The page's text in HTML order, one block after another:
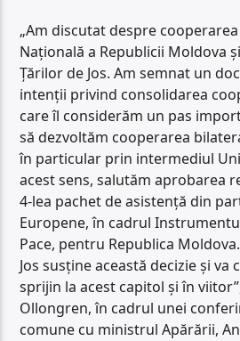
„Am discutat despre
Națională a Republicii Moldova
Țărilor de Jos. Am semnat un
intenții privind consolidarea
care îl considerăm un pas
să dezvoltăm cooperarea
în particular prin intermediul
acest sens, salutăm aprobarea
4-lea pachet de asistență din
Europene, în cadrul
Pace, pentru Republica
Jos susține această decizie și
sprijin la acest capitol și în
Ollongren, în cadrul unei
comune cu ministrul Apărării,